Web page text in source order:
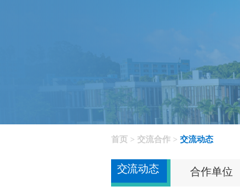
交流合作
首页 > 交流合作> 交流动态
交流动态 合作单位